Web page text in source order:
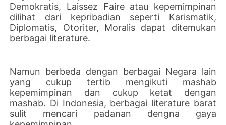
Demokratis, Laissez Faire atau kepemimpinan
dilihat dari kepribadian seperti Karismatik,
Diplomatis, Otoriter, Moralis dapat ditemukan
berbagai literature.
Namun berbeda dengan berbagai Negara lain
yang cukup tertib mengikuti mashab
kepemimpinan dan cukup ketat dengan
mashab. Di Indonesia, berbagai literature barat
sulit mencari padanan dengna gaya